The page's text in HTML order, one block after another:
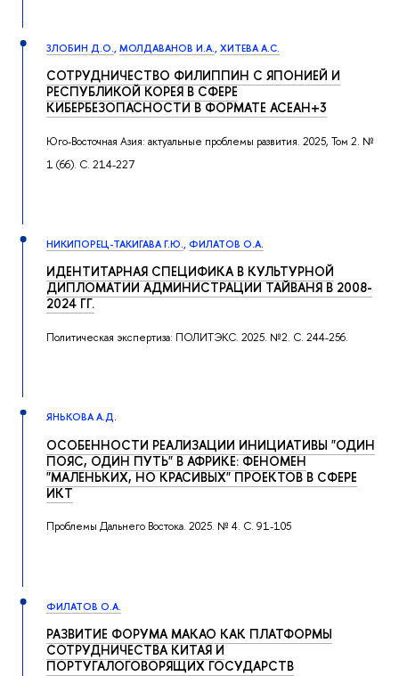
ЗЛОБИН Д.О. МОЛДАВАНОВ И.А. ХИТЕВА А.С.
СОТРУДНИЧЕСТВО ФИЛИППИН С ЯПОНИЕЙ И
РЕСПУБЛИКОЙ КОРЕЯ В СФЕРЕ
КИБЕРБЕЗОПАСНОСТИ В ФОРМАТЕ АСЕАН+3
Юго-Восточная Азия: актуальные проблемы развития. 2025, Том 2. №
1 (66). С. 214-227
НИКИПОРЕЦ-ТАКИГАВА Г.Ю., ФИЛАТОВ О.А.
ИДЕНТИТАРНАЯ СПЕЦИФИКА В КУЛЬТУРНОЙ
ДИПЛОМАТИИ АДМИНИСТРАЦИИ ТАЙВАНЯ В 2008-
2024 ГГ.
Политическая экспертиза: ПОЛИТЭКС. 2025. №2. С. 244-256.
ЯНЬКОВА А.Д.
ОСОБЕННОСТИ РЕАЛИЗАЦИИ ИНИЦИАТИВЫ "ОДИН
ПОЯС, ОДИН ПУТЬ" В АФРИКЕ: ФЕНОМЕН
"МАЛЕНЬКИХ, НО КРАСИВЫХ" ПРОЕКТОВ В СФЕРЕ
ИКТ
Проблемы Дальнего Востока. 2025. № 4. С. 91-105
ФИЛАТОВ О.А.
РАЗВИТИЕ ФОРУМА МАКАО КАК ПЛАТФОРМЫ
СОТРУДНИЧЕСТВА КИТАЯ И
ПОРТУГАЛОГОВОРЯЩИХ ГОСУДАРСТВ